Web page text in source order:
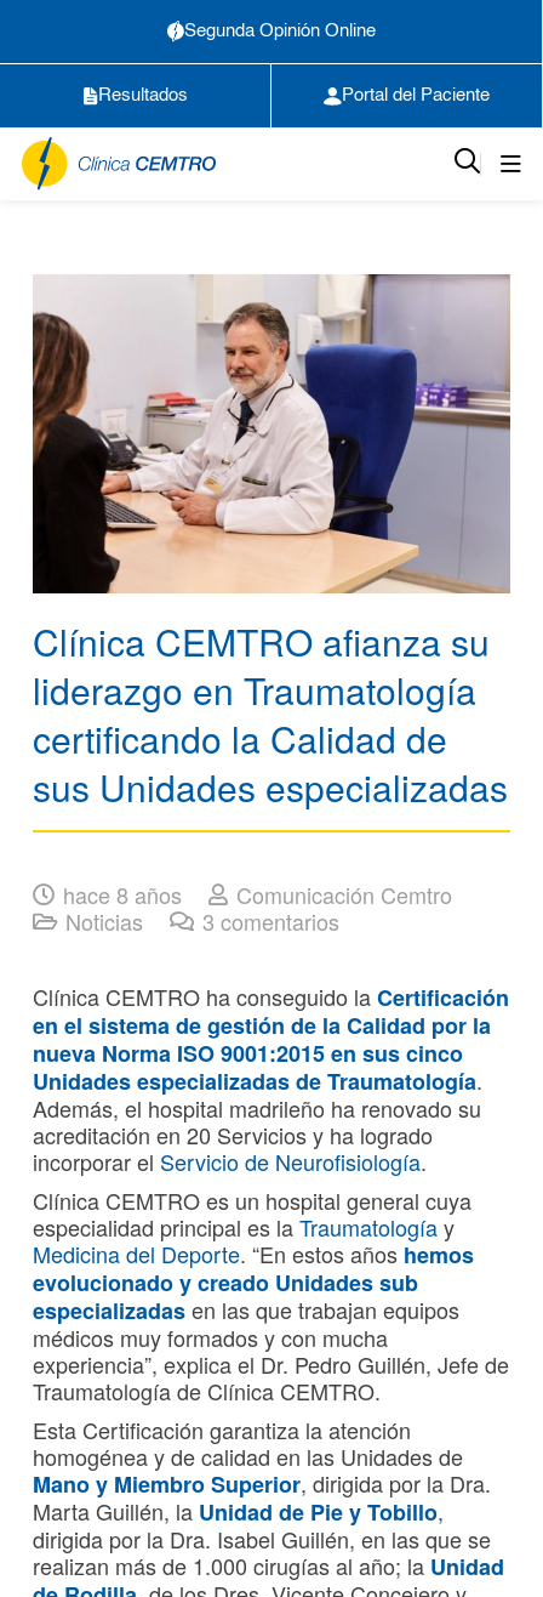
Segunda Opinión Online
Resultados Portal del Paciente
Clínica CEMTRO afianza su
liderazgo en Traumatología
certificando la Calidad de
sus Unidades especializadas
hace 8 años
Comunicación Cemtro
Noticias
3 comentarios
Clínica CEMTRO ha conseguido laCertificación
en el sistema de gestión de la Calidad por la
nueva Norma ISO 9001:2015 en sus cinco
Unidades especializadas de Traumatología.
Además, el hospital madrileño ha renovado su
acreditación en 20 Servicios y ha logrado
incorporar el Servicio de Neurofisiología.
Clínica CEMTRO es un hospital general cuya
especialidad principal es laTraumatologíay
Medicina del Deporte. “En estos años hemos
evolucionado y creado Unidades sub
especializadasen las que trabajan equipos
médicos muy formados y con mucha
experiencia”, explica el Dr. Pedro Guillén, Jefe de
Traumatología de Clínica CEMTRO.
Esta Certificación garantiza la atención
homogénea y de calidad en las Unidades de
Mano y Miembro Superior, dirigida por la Dra.
Marta Guillén, la Unidad de Pie y Tobillo,
dirigida por la Dra. Isabel Guillén, en las que se
realizan más de 1.000 cirugías al año; la Unidad